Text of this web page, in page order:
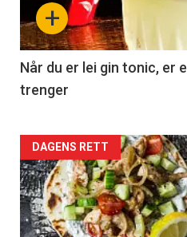
+
Når du er lei gin tonic, er
trenger
Forsiden
akkurat
nå
DAGENS RETT